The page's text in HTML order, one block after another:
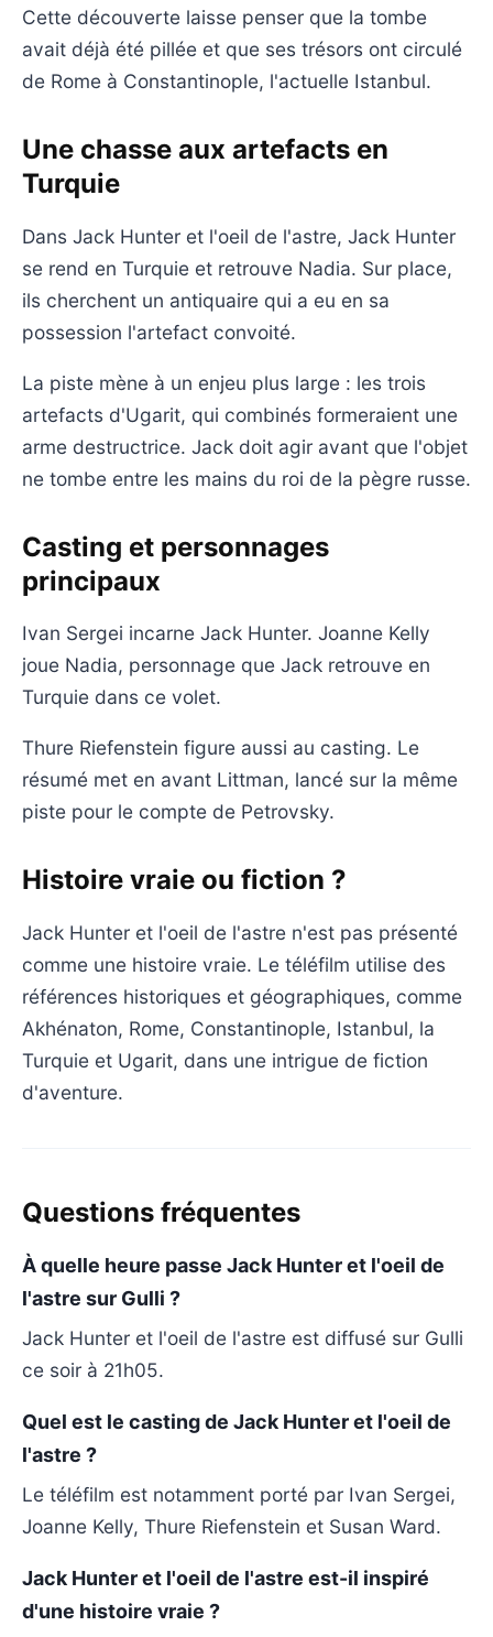
Cette découverte laisse penser que la tombe
avait déjà été pillée et que ses trésors ont circulé
de Rome à Constantinople, l'actuelle Istanbul.
Une chasse aux artefacts en
Turquie
Dans Jack Hunter et l'oeil de l'astre, Jack Hunter
se rend en Turquie et retrouve Nadia. Sur place,
ils cherchent un antiquaire qui a eu en sa
possession l'artefact convoité.
La piste mène à un enjeu plus large : les trois
artefacts d'Ugarit, qui combinés formeraient une
arme destructrice. Jack doit agir avant que l'objet
ne tombe entre les mains du roi de la pègre russe.
Casting et personnages
principaux
Ivan Sergei incarne Jack Hunter. Joanne Kelly
joue Nadia, personnage que Jack retrouve en
Turquie dans ce volet.
Thure Riefenstein figure aussi au casting. Le
résumé met en avant Littman, lancé sur la même
piste pour le compte de Petrovsky.
Histoire vraie ou fiction ?
Jack Hunter et l'oeil de l'astre n'est pas présenté
comme une histoire vraie. Le téléfilm utilise des
références historiques et géographiques, comme
Akhénaton, Rome, Constantinople, Istanbul, la
Turquie et Ugarit, dans une intrigue de fiction
d'aventure.
Questions fréquentes
À quelle heure passe Jack Hunter et l'oeil de
l'astre sur Gulli ?
Jack Hunter et l'oeil de l'astre est diffusé sur Gulli
ce soir à 21h05.
Quel est le casting de Jack Hunter et l'oeil de
l'astre ?
Le téléfilm est notamment porté par Ivan Sergei,
Joanne Kelly, Thure Riefenstein et Susan Ward.
Jack Hunter et l'oeil de l'astre est-il inspiré
d'une histoire vraie ?